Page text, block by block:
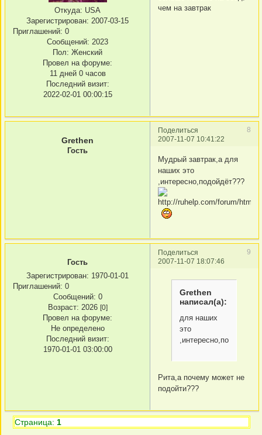
Откуда: USA
Зарегистрирован: 2007-03-15
Приглашений: 0
Сообщений: 2023
Пол: Женский
Провел на форуме:
11 дней 0 часов
Последний визит:
2022-02-01 00:00:15
чем на завтрак
Поделиться
8
2007-11-07 10:41:22
Grethen
Гость
Мудрый завтрак,а для
наших это
,интересно,подойдёт???
Поделиться
9
2007-11-07 18:07:46
Гость
Зарегистрирован: 1970-01-01
Приглашений: 0
Сообщений: 0
Возраст: 2026 [0]
Провел на форуме:
Не определено
Последний визит:
1970-01-01 03:00:00
Grethen
написал(а):
для наших
это
Рита,а почему может не
подойти???
Страница: 1